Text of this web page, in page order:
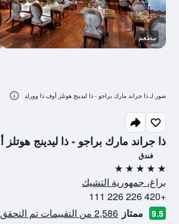
ذا جراند مارك براجو - ذا ليدينج
فندق
5 نجوم
براغ، جمهورية التشيك
+420 226 226 111
9.5 ممتاز 2,586 من التقييمات تم التحقق منها
مطعم
صور لـ ذا جراند مارك براجو - ذا ليدينج هوتلز أوف ذا وورلد